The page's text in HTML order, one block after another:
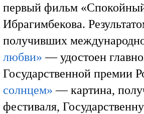
первый фильм
Ибрагимбекова.
получивших
любви» — удостоен
Государственной премии
солнцем» — картина,
фестиваля,